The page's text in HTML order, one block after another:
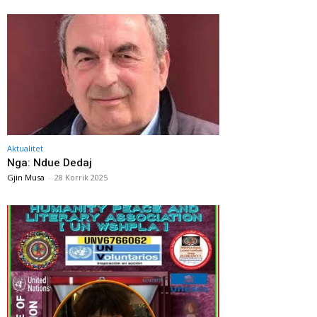
Aktualitet
Nga: Ndue Dedaj
Gjin Musa - 28 Korrik 2025